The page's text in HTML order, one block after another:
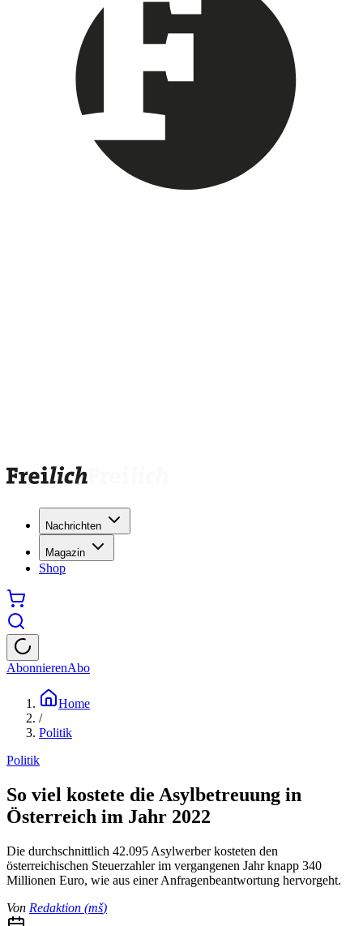
Nachrichten
Magazin
Shop
AbonnierenAbo
Home
/
Politik
Politik
So viel kostete die Asylbetreuung in
Österreich im Jahr 2022
Die durchschnittlich 42.095 Asylwerber kosteten den
österreichischen Steuerzahler im vergangenen Jahr knapp 340
Millionen Euro, wie aus einer Anfragenbeantwortung hervorgeht.
Von Redaktion (mš)